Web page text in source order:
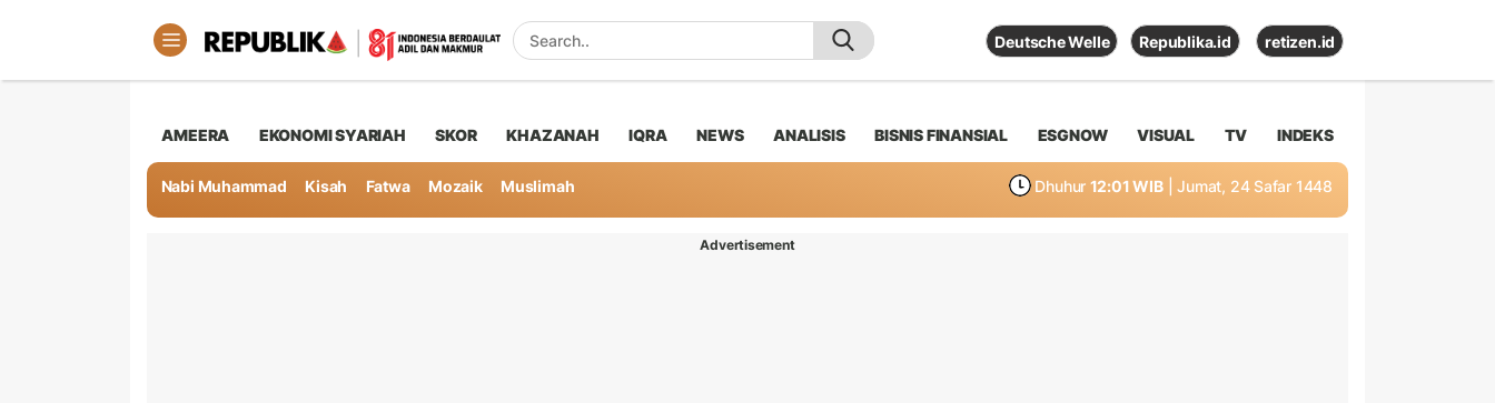
Deutsche Welle Republika.id retizen.id
AMEERA EKONOMI SYARIAH SKOR KHAZANAH IQRA NEWS ANALISIS BISNIS FINANSIAL ESGNOW VISUAL TV INDEKS
Nabi Muhammad Kisah Fatwa Mozaik Muslimah Dhuhur 12:01 WIB | Jumat, 24 Safar 1448
Advertisement